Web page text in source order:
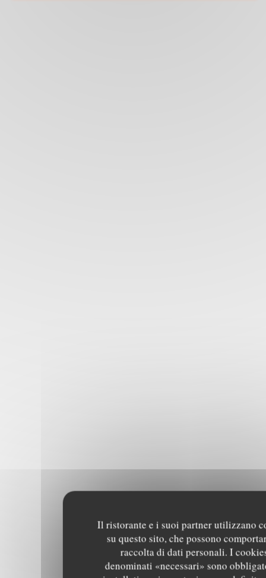
Il ristorante e i suoi partner utilizzano
su questo sito, che possono
raccolta di dati personali. I
denominati «necessari» sono